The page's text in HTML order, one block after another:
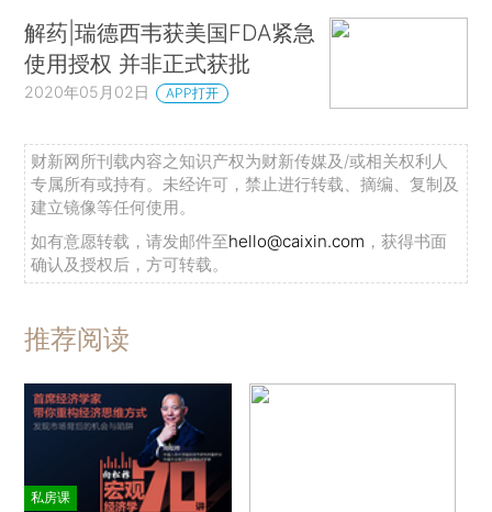
解药|瑞德西韦获美国FDA紧急
使用授权 并非正式获批
2020年05月02日 APP打开
财新网所刊载内容之知识产权为财新传媒及/或相关权利人
专属所有或持有。未经许可，禁止进行转载、摘编、复制及
建立镜像等任何使用。
如有意愿转载，请发邮件至hello@caixin.com ，获得书面
确认及授权后，方可转载。
推荐阅读
私房课